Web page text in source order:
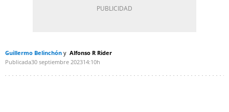
Guillermo Belinchón
Alfonso R Rider
Publicada30 septiembre 202314:10h